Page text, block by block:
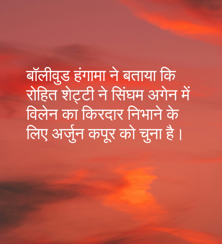
बॉलीवुड हंगामा ने बताया कि
रोहित शेट्टी ने सिंघम अगेन में
विलेन का किरदार निभाने के